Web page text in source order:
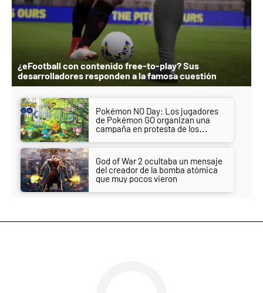
¿eFootball con contenido free-to-play? Sus
desarrolladores responden a la famosa cuestión
Pokémon NO Day: Los jugadores
de Pokémon GO organizan una
campaña en protesta de los
God of War 2 ocultaba un mensaje
del creador de la bomba atómica
que muy pocos vieron